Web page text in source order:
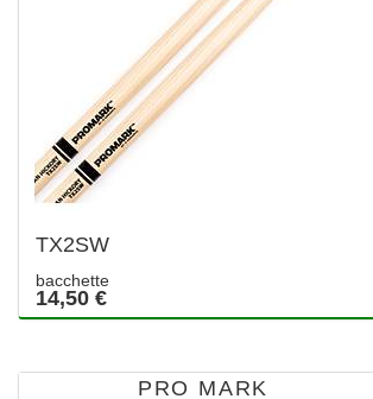
TX2SW
bacchette
14,50 €
PRO MARK